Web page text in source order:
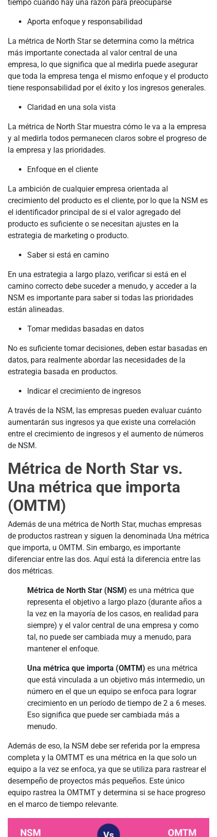
tiempo cuando hay una razón para preocuparse
Aporta enfoque y responsabilidad
La métrica de North Star se determina como la métrica
más importante conectada al valor central de una
empresa, lo que significa que al medirla puede asegurar
que toda la empresa tenga el mismo enfoque y el producto
tiene responsabilidad por el éxito y los ingresos generales.
Claridad en una sola vista
La métrica de North Star muestra cómo le va a la empresa
y al medirla todos permanecen claros sobre el progreso de
la empresa y las prioridades.
Enfoque en el cliente
La ambición de cualquier empresa orientada al
crecimiento del producto es el cliente, por lo que la NSM es
el identificador principal de si el valor agregado del
producto es suficiente o se necesitan ajustes en la
estrategia de marketing o producto.
Saber si está en camino
En una estrategia a largo plazo, verificar si está en el
camino correcto debe suceder a menudo, y acceder a la
NSM es importante para saber si todas las prioridades
están alineadas.
Tomar medidas basadas en datos
No es suficiente tomar decisiones, deben estar basadas en
datos, para realmente abordar las necesidades de la
estrategia basada en productos.
Indicar el crecimiento de ingresos
A través de la NSM, las empresas pueden evaluar cuánto
aumentarán sus ingresos ya que existe una correlación
entre el crecimiento de ingresos y el aumento de números
de NSM.
Métrica de North Star vs.
Una métrica que importa
(OMTM)
Además de una métrica de North Star, muchas empresas
de productos rastrean y siguen la denominada Una métrica
que importa, u OMTM. Sin embargo, es importante
diferenciar entre las dos. Aquí está la diferencia entre las
dos métricas.
Métrica de North Star (NSM) es una métrica que
representa el objetivo a largo plazo (durante años a
la vez en la mayoría de los casos, en realidad para
siempre) y el valor central de una empresa y como
tal, no puede ser cambiada muy a menudo, para
mantener el enfoque.
Una métrica que importa (OMTM) es una métrica
que está vinculada a un objetivo más intermedio, un
número en el que un equipo se enfoca para lograr
crecimiento en un período de tiempo de 2 a 6 meses.
Eso significa que puede ser cambiada más a
menudo.
Además de eso, la NSM debe ser referida por la empresa
completa y la OMTMT es una métrica en la que solo un
equipo a la vez se enfoca, ya que se utiliza para rastrear el
desempeño de proyectos más pequeños. Este único
equipo rastrea la OMTMT y determina si se hace progreso
en el marco de tiempo relevante.